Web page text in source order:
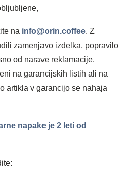
na info@orin.coffee. Z
zamenjavo izdelka, popravilo
od narave reklamacije.
na garancijskih listih ali na
artikla v garancijo se nahaja
napake je 2 leti od